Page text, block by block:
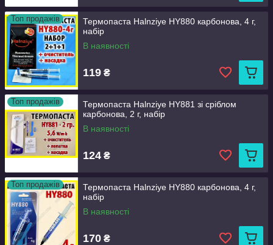
Топ продажів
Термопаста Halnziye HY880 карбонова, 4 г,
набір
В наявності
119 ₴
Топ продажів
Термопаста Halnziye HY881 зі сріблом
карбонова, 2 г, набір
В наявності
124 ₴
Топ продажів
Термопаста Halnziye HY880 карбонова, 4 г,
набір
В наявності
170 ₴